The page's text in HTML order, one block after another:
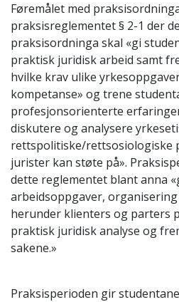
Føremålet med
praksisreglementet § 2-1 der
praksisordninga skal «gi
praktisk juridisk arbeid samt
hvilke krav ulike
kompetanse» og trene
profesjonsorienterte
diskutere og analysere
rettspolitiske/rettsosiologiske
jurister kan støte på».
dette reglementet blant anna
arbeidsoppgaver,
herunder klienters og parters
praktisk juridisk analyse og
sakene.»
Praksisperioden gir